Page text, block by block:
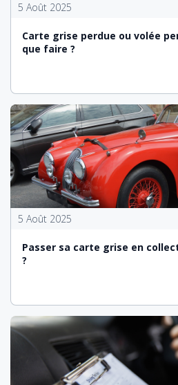
5 Août 2025
Carte grise perdue ou volée
que faire ?
5 Août 2025
Passer sa carte grise en
?